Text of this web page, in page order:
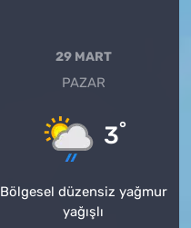
29 MART
PAZAR
3°
Bölgesel düzensiz yağmur
yağışlı